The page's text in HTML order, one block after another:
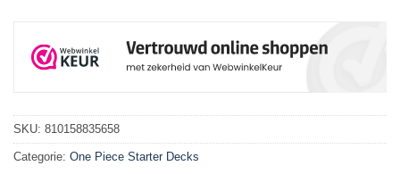
SKU: 810158835658
Categorie: One Piece Starter Decks